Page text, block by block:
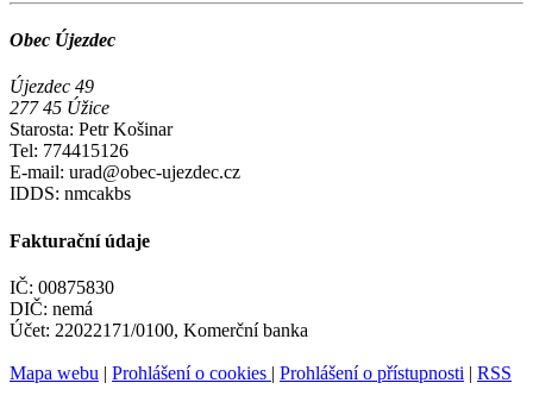
Obec Újezdec
Újezdec 49
277 45 Úžice
Starosta: Petr Košinar
Tel: 774415126
E-mail: urad@obec-ujezdec.cz
IDDS: nmcakbs
Fakturační údaje
IČ: 00875830
DIČ: nemá
Účet: 22022171/0100, Komerční banka
Mapa webu | Prohlášení o cookies | Prohlášení o přístupnosti | RSS